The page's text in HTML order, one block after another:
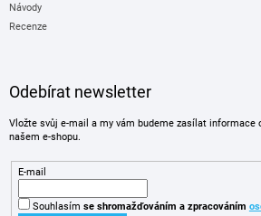
Návody
Recenze
Odebírat newsletter
Vložte svůj e-mail a my vám budeme zasílat informace
našem e-shopu.
E-mail
Souhlasím se shromažďováním a zpracováním